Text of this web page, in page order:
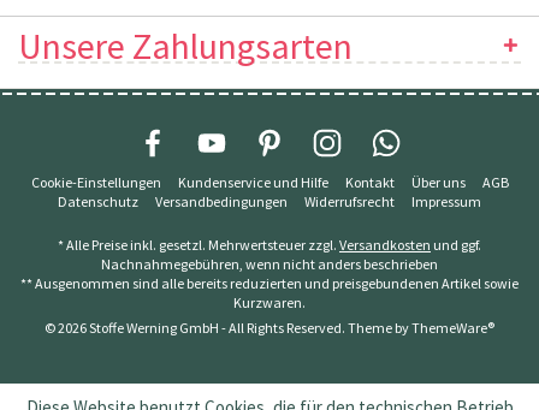
Unsere Zahlungsarten
Cookie-Einstellungen Kundenservice und Hilfe Kontakt Über uns
AGB
Datenschutz
Versandbedingungen Widerrufsrecht Impressum
* Alle Preise inkl. gesetzl. Mehrwertsteuer zzgl. Versandkosten und ggf.
Nachnahmegebühren, wenn nicht anders beschrieben
** Ausgenommen sind alle bereits reduzierten und preisgebundenen Artikel sowie
Kurzwaren.
© 2026 Stoffe Werning GmbH - All Rights Reserved. Theme byThemeWare®